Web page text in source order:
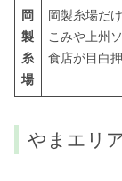
岡
製
糸
場
岡製糸場だ
こみや上州
食店が目白押
やまエリ